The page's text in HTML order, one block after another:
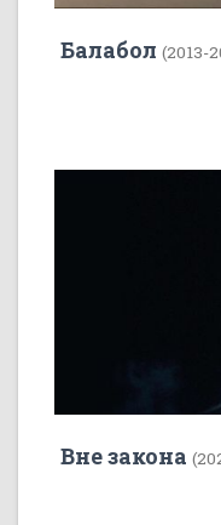
Балабол (2013-
Вне закона